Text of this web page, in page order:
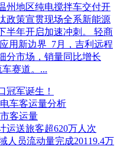
州地区纯电搅拌车交付开
政策宣贯现场全系新能源
半年开启加速冲刺。 轻商
用新边界 7月，吉利远程
分市场，销量同比增长
赛道。...
冠军诞生！
车客运量分析
客运量
运送旅客超620万人次
人员流动量完成20119.4万